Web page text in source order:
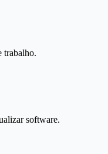
trabalho.
software.